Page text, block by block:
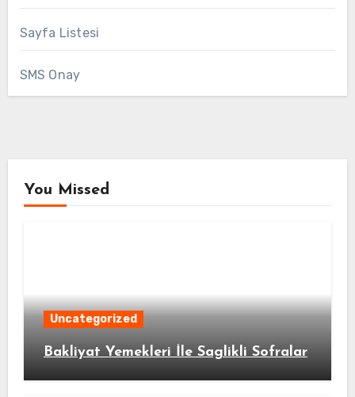
Sayfa Listesi
SMS Onay
You Missed
Uncategorized
Bakliyat Yemekleri İle Saglikli Sofralar